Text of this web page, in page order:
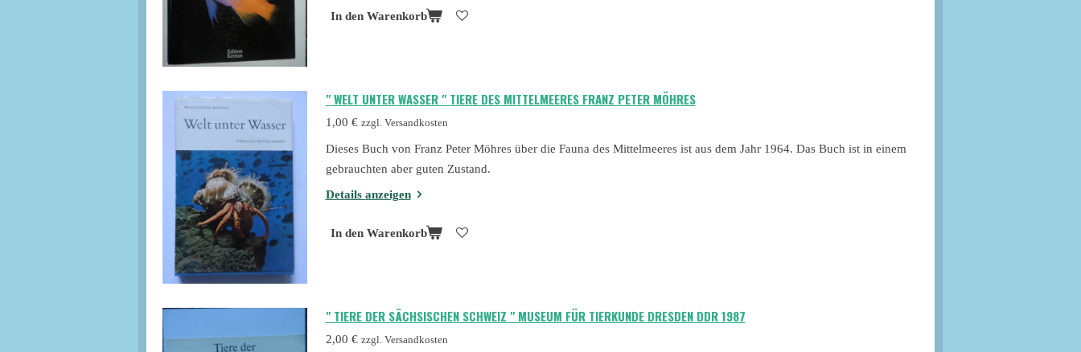
In den Warenkorb
" WELT UNTER WASSER " TIERE DES MITTELMEERES FRANZ PETER MÖHRES
1,00 € zzgl. Versandkosten
Dieses Buch von Franz Peter Möhres über die Fauna des Mittelmeeres ist aus dem Jahr 1964. Das Buch ist in einem
gebrauchten aber guten Zustand.
Details anzeigen
In den Warenkorb
" TIERE DER SÄCHSISCHEN SCHWEIZ " MUSEUM FÜR TIERKUNDE DRESDEN DDR 1987
2,00 € zzgl. Versandkosten